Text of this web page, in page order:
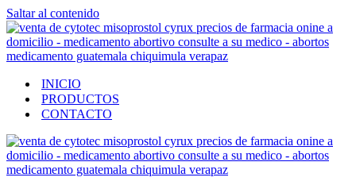
Saltar al contenido
INICIO
PRODUCTOS
CONTACTO